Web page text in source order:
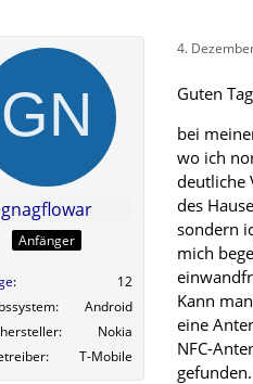
gnagflowar
Anfänger
12
Android
Nokia
T-Mobile
4.
Guten
bei
wo ich
deutliche
des
sondern
mich
Kann
eine
NFC-